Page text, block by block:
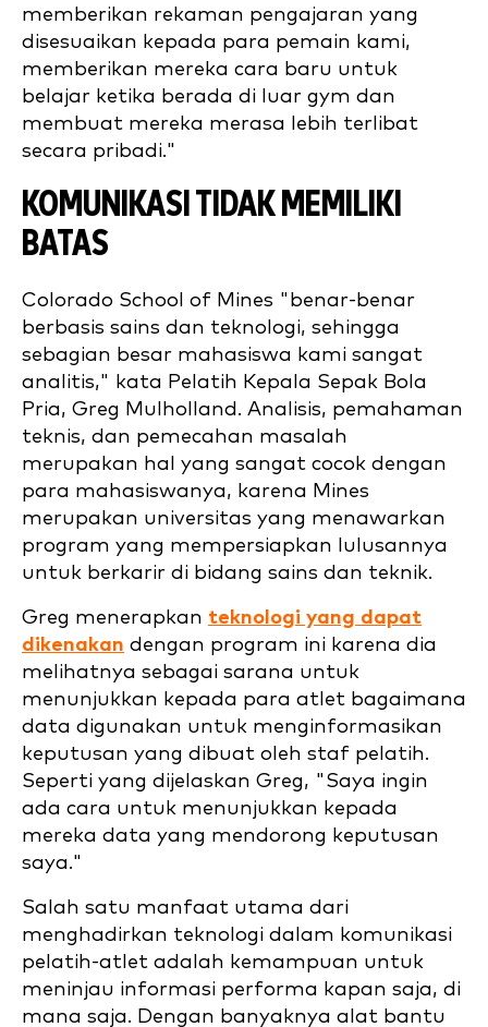
memberikan rekaman pengajaran yang
disesuaikan kepada para pemain kami,
memberikan mereka cara baru untuk
belajar ketika berada di luar gym dan
membuat mereka merasa lebih terlibat
secara pribadi."
KOMUNIKASI TIDAK MEMILIKI
BATAS
Colorado School of Mines "benar-benar
berbasis sains dan teknologi, sehingga
sebagian besar mahasiswa kami sangat
analitis," kata Pelatih Kepala Sepak Bola
Pria, Greg Mulholland. Analisis, pemahaman
teknis, dan pemecahan masalah
merupakan hal yang sangat cocok dengan
para mahasiswanya, karena Mines
merupakan universitas yang menawarkan
program yang mempersiapkan lulusannya
untuk berkarir di bidang sains dan teknik.
Greg menerapkan teknologi yang dapat
dikenakan dengan program ini karena dia
melihatnya sebagai sarana untuk
menunjukkan kepada para atlet bagaimana
data digunakan untuk menginformasikan
keputusan yang dibuat oleh staf pelatih.
Seperti yang dijelaskan Greg, "Saya ingin
ada cara untuk menunjukkan kepada
mereka data yang mendorong keputusan
saya."
Salah satu manfaat utama dari
menghadirkan teknologi dalam komunikasi
pelatih-atlet adalah kemampuan untuk
meninjau informasi performa kapan saja, di
mana saja. Dengan banyaknya alat bantu